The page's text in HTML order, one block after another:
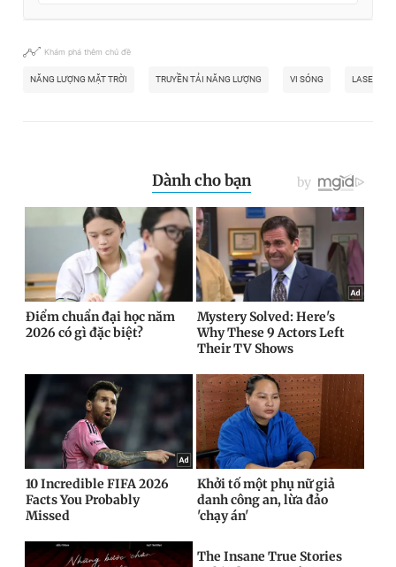
Khám phá thêm chủ đề
NĂNG LƯỢNG MẶT TRỜI TRUYỀN TẢI NĂNG LƯỢNG VI SÓNG LASER